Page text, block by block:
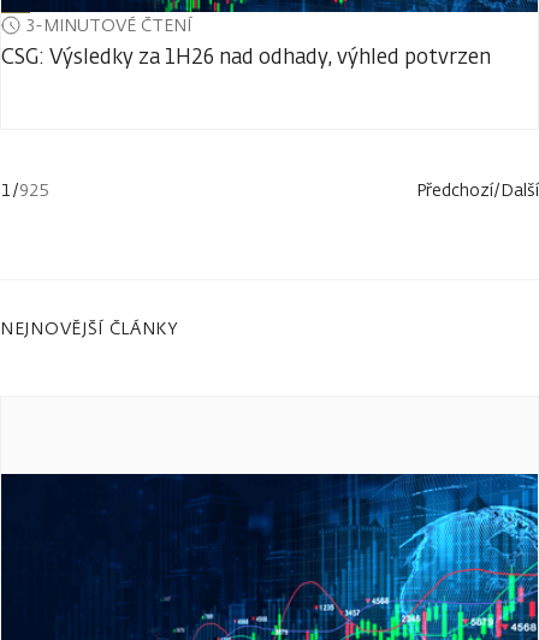
3-MINUTOVÉ ČTENÍ
CSG: Výsledky za 1H26 nad odhady, výhled potvrzen
1/925 Předchozí/Další
NEJNOVĚJŠÍ ČLÁNKY